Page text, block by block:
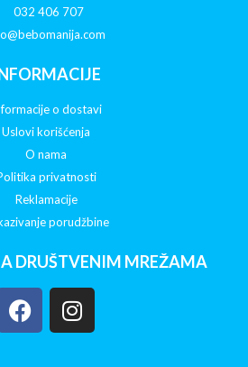
032 406 707
o dostavi
Uslovi korišćenja
O nama
privatnosti
Reklamacije
porudžbine
DRUŠTVENIM MREŽAMA